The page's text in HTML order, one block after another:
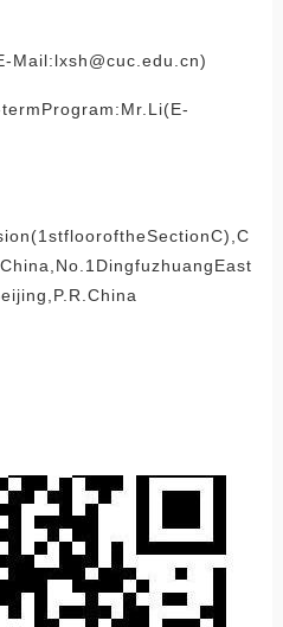
Mail:lxsh@cuc.edu.cn)